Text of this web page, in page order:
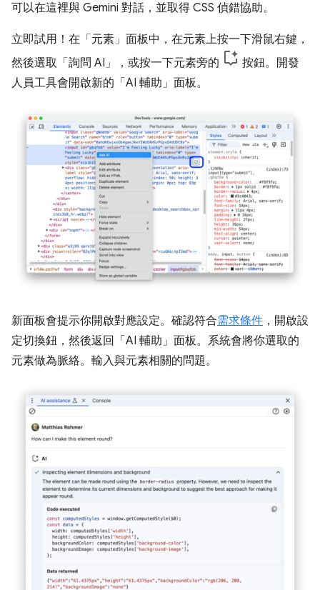
可以在這裡與 Gemini 對話，並取得 CSS 偵錯協助。
立即試用！在「元素」 面板中，在元素上按一下滑鼠右鍵，
然後選取「詢問 AI」
，或按一下元素旁的
按鈕。開發
人員工具會開啟新的「AI 輔助」 面板。
新面板會提示你開啟對應設定。確認符合需求條件 ，開啟設
定切換鈕，然後返回「AI 輔助」 面板。系統會將你選取的
元素做為脈絡。輸入與元素相關的問題。